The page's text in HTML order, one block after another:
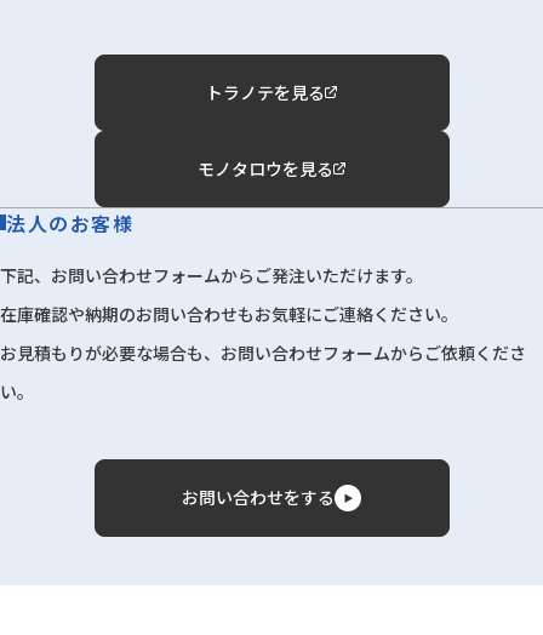
トラノテを見る
モノタロウを見る
法人のお客様
下記、お問い合わせフォームからご発注いただけます。
在庫確認や納期のお問い合わせもお気軽にご連絡ください。
お見積もりが必要な場合も、お問い合わせフォームからご依頼くださ
い。
お問い合わせをする